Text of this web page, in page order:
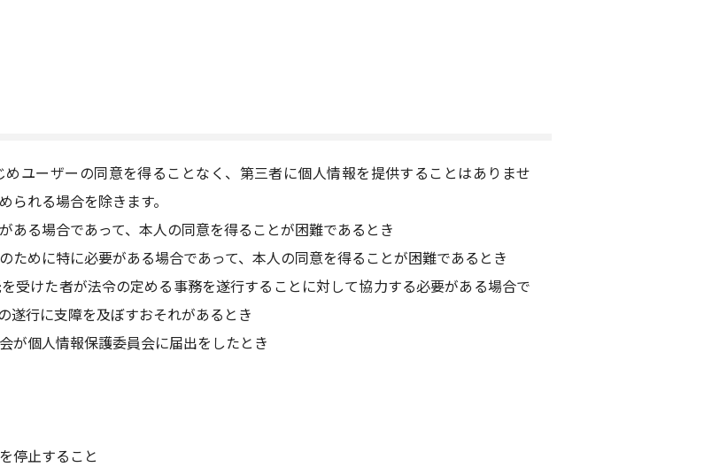
ユーザーの同意を得ることなく、第三者に個人情報を提供することはありませ
れる場合を除きます。
ある場合であって、本人の同意を得ることが困難であるとき
ために特に必要がある場合であって、本人の同意を得ることが困難であるとき
受けた者が法令の定める事務を遂行することに対して協力する必要がある場合で
遂行に支障を及ぼすおそれがあるとき
が個人情報保護委員会に届出をしたとき
停止すること